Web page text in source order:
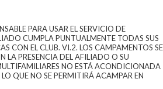
PARA USAR EL SERVICIO DE
CUMPLA PUNTUALMENTE TODAS SUS
CON EL CLUB. VI.2. LOS CAMPAMENTOS SE
LA PRESENCIA DEL AFILIADO O SU
NO ESTÁ ACONDICIONADA
QUE NO SE PERMITIRÁ ACAMPAR EN